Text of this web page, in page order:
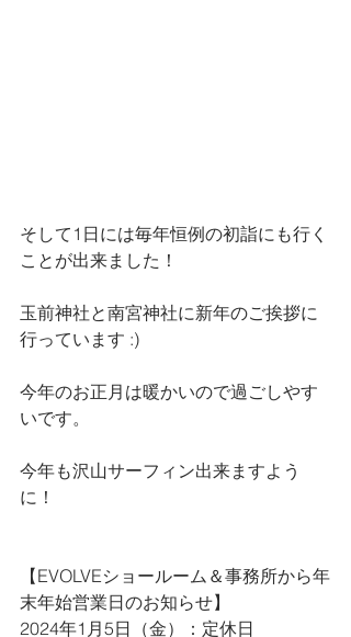
そして1日には毎年恒例の初詣にも行く
ことが出来ました！
玉前神社と南宮神社に新年のご挨拶に
行っています :)
今年のお正月は暖かいので過ごしやす
いです。
今年も沢山サーフィン出来ますよう
に！
【EVOLVEショールーム＆事務所から年
末年始営業日のお知らせ】
2024年1月5日（金）：定休日